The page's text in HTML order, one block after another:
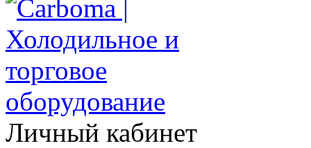
Личный кабинет